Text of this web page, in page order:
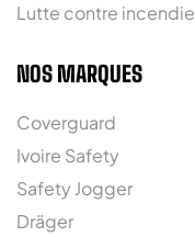
Lutte contre incendie
NOS MARQUES
Coverguard
Ivoire Safety
Safety Jogger
Dräger